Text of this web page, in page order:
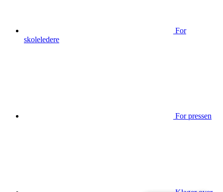
For
skoleledere
For pressen